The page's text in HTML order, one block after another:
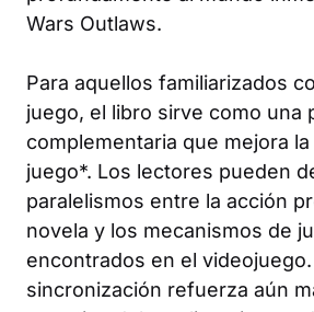
Wars Outlaws.
Para aquellos familiarizados
juego, el libro sirve como una
complementaria que mejora
juego*. Los lectores pueden
paralelismos entre la acción
novela y los mecanismos de
encontrados en el videojuego.
sincronización refuerza aún